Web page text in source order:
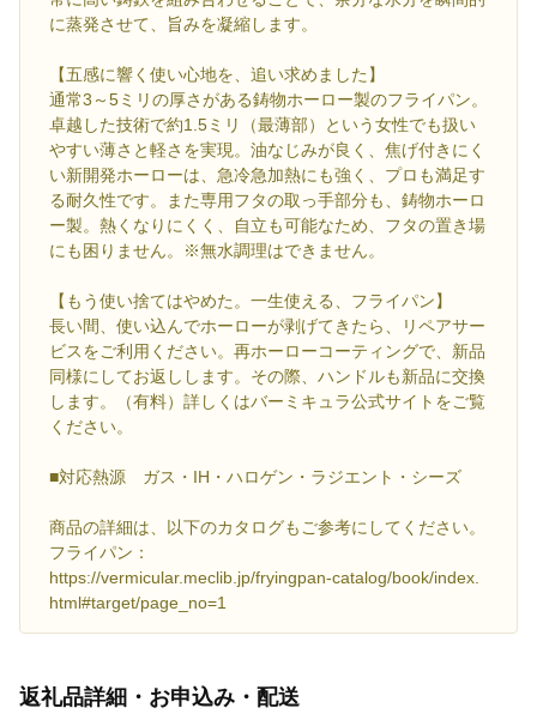
に蒸発させて、旨みを凝縮します。
【五感に響く使い心地を、追い求めました】
通常3～5ミリの厚さがある鋳物ホーロー製のフライパン。
卓越した技術で約1.5ミリ（最薄部）という女性でも扱い
やすい薄さと軽さを実現。油なじみが良く、焦げ付きにく
い新開発ホーローは、急冷急加熱にも強く、プロも満足す
る耐久性です。また専用フタの取っ手部分も、鋳物ホーロ
ー製。熱くなりにくく、自立も可能なため、フタの置き場
にも困りません。※無水調理はできません。
【もう使い捨てはやめた。一生使える、フライパン】
長い間、使い込んでホーローが剥げてきたら、リペアサー
ビスをご利用ください。再ホーローコーティングで、新品
同様にしてお返しします。その際、ハンドルも新品に交換
します。（有料）詳しくはバーミキュラ公式サイトをご覧
ください。
■対応熱源 ガス・IH・ハロゲン・ラジエント・シーズ
商品の詳細は、以下のカタログもご参考にしてください。
フライパン：
https://vermicular.meclib.jp/fryingpan-catalog/book/index.
html#target/page_no=1
返礼品詳細・お申込み・配送